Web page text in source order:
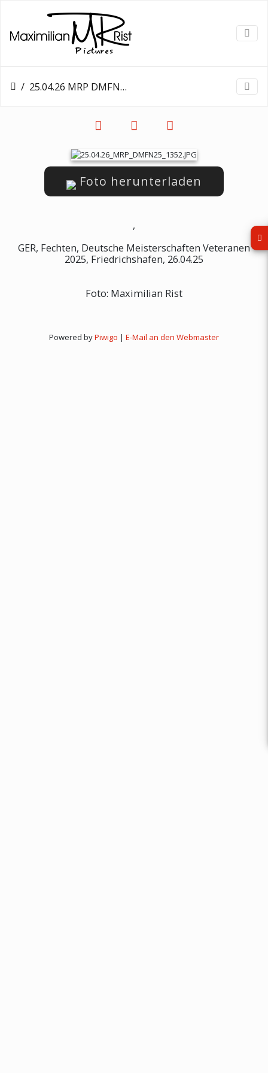
25.04.26 MRP DMFN25 1352
Foto herunterladen
,
GER, Fechten, Deutsche Meisterschaften Veteranen
2025, Friedrichshafen, 26.04.25
Foto: Maximilian Rist
Powered byPiwigo | E-Mail an den Webmaster